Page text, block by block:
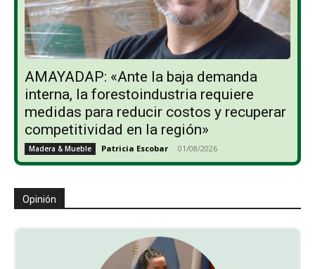
AMAYADAP: «Ante la baja demanda
interna, la forestoindustria requiere
medidas para reducir costos y recuperar
competitividad en la región»
Madera & Mueble Patricia Escobar - 01/08/2026
Opinión